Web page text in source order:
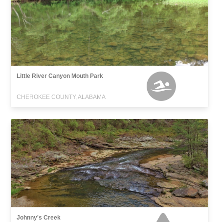
Little River Canyon Mouth Park
CHEROKEE COUNTY, ALABAMA
Johnny's Creek